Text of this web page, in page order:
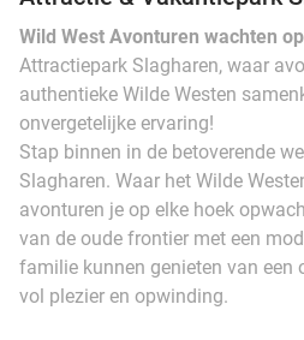
Wild West Avonturen wachten
Attractiepark Slagharen, waar
authentieke Wilde Westen
onvergetelijke ervaring!
Stap binnen in de betoverende
Slagharen. Waar het Wilde
avonturen je op elke hoek
van de oude frontier met een
familie kunnen genieten van een
vol plezier en opwinding.